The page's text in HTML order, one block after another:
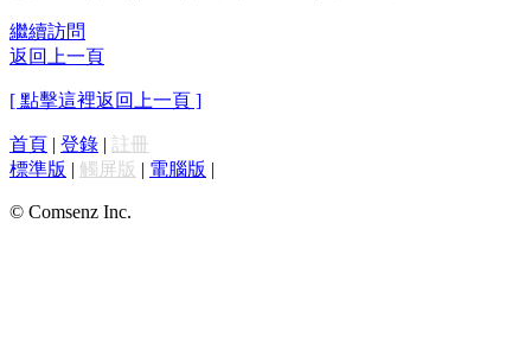
繼續訪問
返回上一頁
[ 點擊這裡返回上一頁 ]
首頁 | 登錄 | 註冊
標準版 | 觸屏版 | 電腦版 |
© Comsenz Inc.